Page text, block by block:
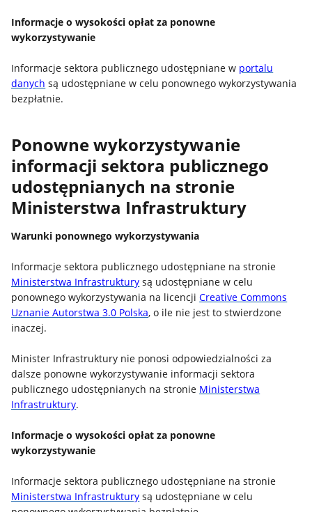
Informacje o wysokości opłat za ponowne
wykorzystywanie
Informacje sektora publicznego udostępniane w portalu
danych są udostępniane w celu ponownego wykorzystywania
bezpłatnie.
Ponowne wykorzystywanie
informacji sektora publicznego
udostępnianych na stronie
Ministerstwa Infrastruktury
Warunki ponownego wykorzystywania
Informacje sektora publicznego udostępniane na stronie
Ministerstwa Infrastruktury są udostępniane w celu
ponownego wykorzystywania na licencjiCreative Commons
Uznanie Autorstwa 3.0 Polska, o ile nie jest to stwierdzone
inaczej.
Minister Infrastruktury nie ponosi odpowiedzialności za
dalsze ponowne wykorzystywanie informacji sektora
publicznego udostępnianych na stronie Ministerstwa
Infrastruktury.
Informacje o wysokości opłat za ponowne
wykorzystywanie
Informacje sektora publicznego udostępniane na stronie
Ministerstwa Infrastruktury są udostępniane w celu